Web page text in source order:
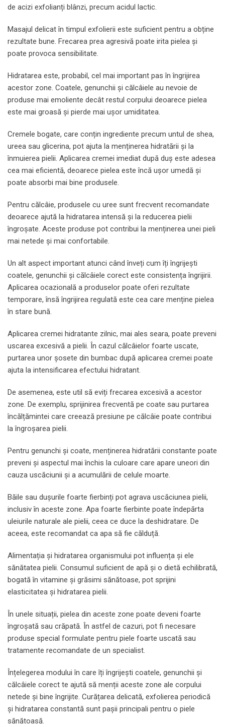
de acizi exfolianți blânzi, precum acidul lactic.
Masajul delicat în timpul exfolierii este suficient pentru a obține
rezultate bune. Frecarea prea agresivă poate irita pielea și
poate provoca sensibilitate.
Hidratarea este, probabil, cel mai important pas în îngrijirea
acestor zone. Coatele, genunchii și călcâiele au nevoie de
produse mai emoliente decât restul corpului deoarece pielea
este mai groasă și pierde mai ușor umiditatea.
Cremele bogate, care conțin ingrediente precum untul de shea,
ureea sau glicerina, pot ajuta la menținerea hidratării și la
înmuierea pielii. Aplicarea cremei imediat după duș este adesea
cea mai eficientă, deoarece pielea este încă ușor umedă și
poate absorbi mai bine produsele.
Pentru călcâie, produsele cu uree sunt frecvent recomandate
deoarece ajută la hidratarea intensă și la reducerea pielii
îngroșate. Aceste produse pot contribui la menținerea unei pieli
mai netede și mai confortabile.
Un alt aspect important atunci când înveți cum îți îngrijești
coatele, genunchii și călcâiele corect este consistența îngrijirii.
Aplicarea ocazională a produselor poate oferi rezultate
temporare, însă îngrijirea regulată este cea care menține pielea
în stare bună.
Aplicarea cremei hidratante zilnic, mai ales seara, poate preveni
uscarea excesivă a pielii. În cazul călcâielor foarte uscate,
purtarea unor șosete din bumbac după aplicarea cremei poate
ajuta la intensificarea efectului hidratant.
De asemenea, este util să eviți frecarea excesivă a acestor
zone. De exemplu, sprijinirea frecventă pe coate sau purtarea
încălțămintei care creează presiune pe călcâie poate contribui
la îngroșarea pielii.
Pentru genunchi și coate, menținerea hidratării constante poate
preveni și aspectul mai închis la culoare care apare uneori din
cauza uscăciunii și a acumulării de celule moarte.
Băile sau dușurile foarte fierbinți pot agrava uscăciunea pielii,
inclusiv în aceste zone. Apa foarte fierbinte poate îndepărta
uleiurile naturale ale pielii, ceea ce duce la deshidratare. De
aceea, este recomandat ca apa să fie călduță.
Alimentația și hidratarea organismului pot influența și ele
sănătatea pielii. Consumul suficient de apă și o dietă echilibrată,
bogată în vitamine și grăsimi sănătoase, pot sprijini
elasticitatea și hidratarea pielii.
În unele situații, pielea din aceste zone poate deveni foarte
îngroșată sau crăpată. În astfel de cazuri, pot fi necesare
produse special formulate pentru piele foarte uscată sau
tratamente recomandate de un specialist.
Înțelegerea modului în care îți îngrijești coatele, genunchii și
călcâiele corect te ajută să menții aceste zone ale corpului
netede și bine îngrijite. Curățarea delicată, exfolierea periodică
și hidratarea constantă sunt pașii principali pentru o piele
sănătoasă.